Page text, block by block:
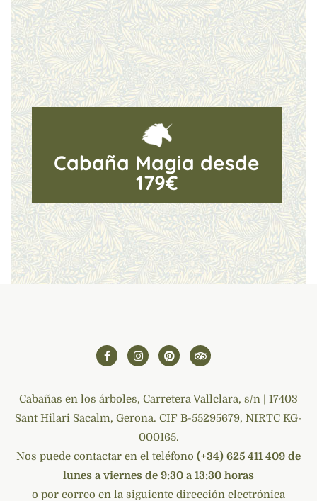
Cabaña Magia desde
179€
Cabañas en los árboles, Carretera Vallclara, s/n | 17403
Sant Hilari Sacalm, Gerona. CIF B-55295679, NIRTC KG-
000165.
Nos puede contactar en el teléfono (+34) 625 411 409 de
lunes a viernes de 9:30 a 13:30 horas
o por correo en la siguiente dirección electrónica